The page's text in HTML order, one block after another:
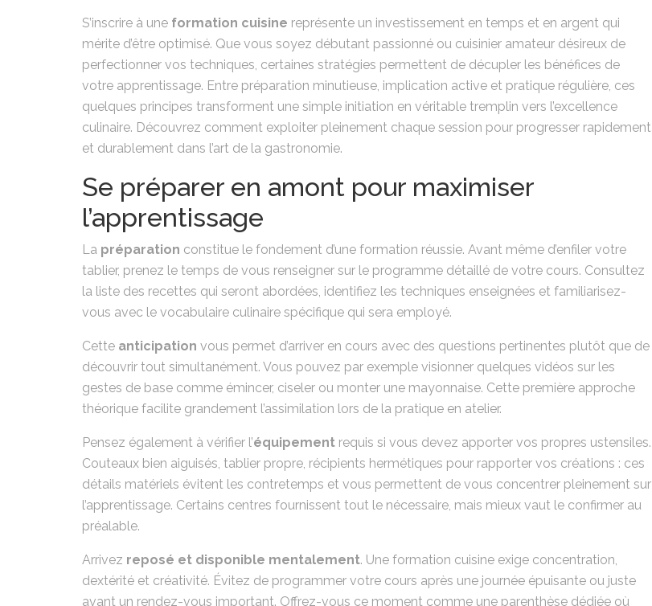
S’inscrire à une formation cuisine représente un investissement en temps et en argent qui
mérite d’être optimisé. Que vous soyez débutant passionné ou cuisinier amateur désireux de
perfectionner vos techniques, certaines stratégies permettent de décupler les bénéfices de
votre apprentissage. Entre préparation minutieuse, implication active et pratique régulière, ces
quelques principes transforment une simple initiation en véritable tremplin vers l’excellence
culinaire. Découvrez comment exploiter pleinement chaque session pour progresser rapidement
et durablement dans l’art de la gastronomie.
Se préparer en amont pour maximiser
l’apprentissage
La préparation constitue le fondement d’une formation réussie. Avant même d’enfiler votre
tablier, prenez le temps de vous renseigner sur le programme détaillé de votre cours. Consultez
la liste des recettes qui seront abordées, identifiez les techniques enseignées et familiarisez-
vous avec le vocabulaire culinaire spécifique qui sera employé.
Cette anticipation vous permet d’arriver en cours avec des questions pertinentes plutôt que de
découvrir tout simultanément. Vous pouvez par exemple visionner quelques vidéos sur les
gestes de base comme émincer, ciseler ou monter une mayonnaise. Cette première approche
théorique facilite grandement l’assimilation lors de la pratique en atelier.
Pensez également à vérifier l’équipement requis si vous devez apporter vos propres ustensiles.
Couteaux bien aiguisés, tablier propre, récipients hermétiques pour rapporter vos créations : ces
détails matériels évitent les contretemps et vous permettent de vous concentrer pleinement sur
l’apprentissage. Certains centres fournissent tout le nécessaire, mais mieux vaut le confirmer au
préalable.
Arrivez reposé et disponible mentalement. Une formation cuisine exige concentration,
dextérité et créativité. Évitez de programmer votre cours après une journée épuisante ou juste
avant un rendez-vous important. Offrez-vous ce moment comme une parenthèse dédiée où